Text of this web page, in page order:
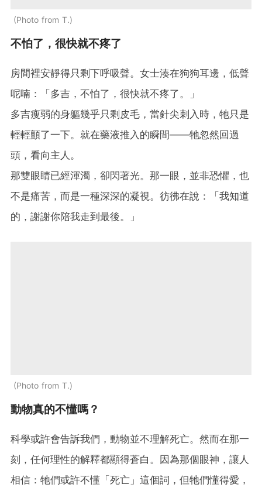
Photo from T.
不怕了，很快就不疼了
房間裡安靜得只剩下呼吸聲。女士湊在狗狗耳邊，低聲
呢喃：「多吉，不怕了，很快就不疼了。」
多吉瘦弱的身軀幾乎只剩皮毛，當針尖刺入時，牠只是
輕輕顫了一下。就在藥液推入的瞬間——牠忽然回過
頭，看向主人。
那雙眼睛已經渾濁，卻閃著光。那一眼，並非恐懼，也
不是痛苦，而是一種深深的凝視。彷彿在說：「我知道
的，謝謝你陪我走到最後。」
Photo from T.
動物真的不懂嗎？
科學或許會告訴我們，動物並不理解死亡。然而在那一
刻，任何理性的解釋都顯得蒼白。因為那個眼神，讓人
相信：牠們或許不懂「死亡」這個詞，但牠們懂得愛，